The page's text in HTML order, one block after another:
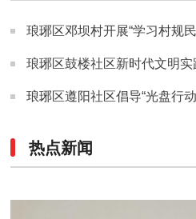
琅琊区邓坝村开展“学习村规民约
琅琊区鼓楼社区新时代文明实践站开展
琅琊区遵阳社区倡导“光盘行
热点新闻